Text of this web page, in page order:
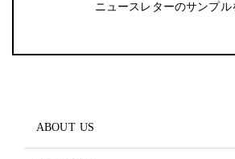
ニュースレターのサンプル
ABOUT US